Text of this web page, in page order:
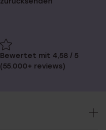
Bewertet mit 4,58 / 5
(55.000+ reviews)